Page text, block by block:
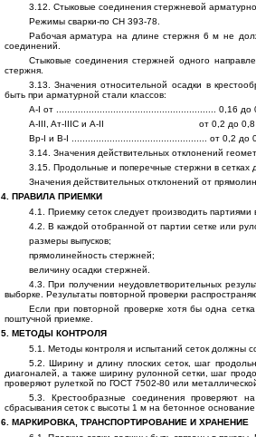
3.12. Стыковые соединения стержневой
Режимы сварки-по СН 393-78.
Рабочая арматура на длине стержня 6 м не
соединений.
Стыковые соединения стержней одного
стержня.
3.13. Значения относительной осадки в
быть при арматурной стали классов:
A-I от ........................................................... 0,16 до
A-III, Aт-IIIC и A-II от 0,2 до 0,8
Bp-I и B-I .................................................. от 0,2 до
3.14. Значения действительных отклонений
3.15. Продольные и поперечные стержни в сетках
Значения действительных отклонений от
4. ПРАВИЛА ПРИЕМКИ
4.1. Приемку сеток следует производить
4.2. В каждой отобранной от партии сетке или
размеры выпусков;
прямолинейность стержней;
величину осадки стержней.
4.3. При получении неудовлетворительных
выборке. Результаты повторной проверки
Если при повторной проверке хотя бы одна
поштучной приемке.
5. МЕТОДЫ КОНТРОЛЯ
5.1. Методы контроля и испытаний сеток должны
5.2. Ширину и длину плоских сеток, шаг
диагоналей, а также ширину рулонной сетки, шаг
проверяют рулеткой по ГОСТ 7502-80 или
5.3. Крестообразные соединения проверяют
сбрасывания сеток с высоты 1 м на бетонное
6. МАРКИРОВКА, ТРАНСПОРТИРОВАНИЕ И ХРАНЕНИЕ